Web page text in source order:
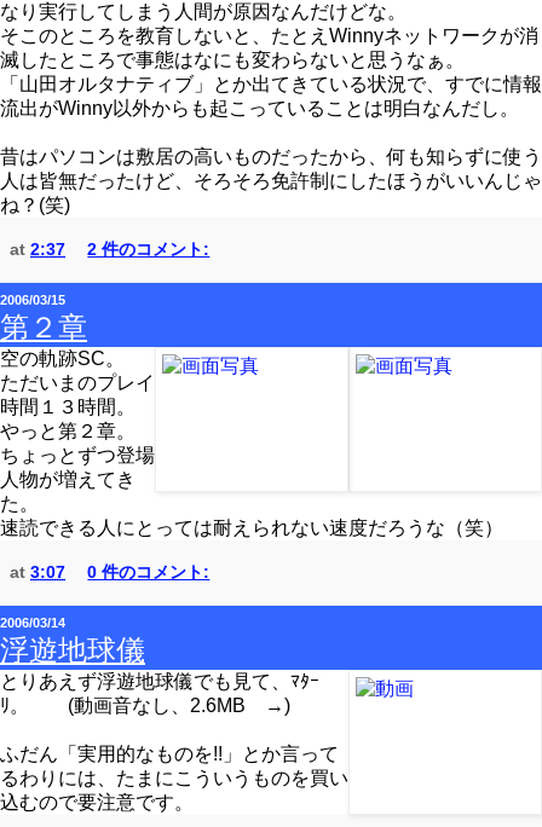
なり実行してしまう人間が原因なんだけどな。
そこのところを教育しないと、たとえWinnyネットワークが消
滅したところで事態はなにも変わらないと思うなぁ。
「山田オルタナティブ」とか出てきている状況で、すでに情報
流出がWinny以外からも起こっていることは明白なんだし。
昔はパソコンは敷居の高いものだったから、何も知らずに使う
人は皆無だったけど、そろそろ免許制にしたほうがいいんじゃ
ね？(笑)
at 2:37 2 件のコメント:
2006/03/15
第２章
空の軌跡SC。
ただいまのプレイ
時間１３時間。
やっと第２章。
ちょっとずつ登場
人物が増えてき
た。
速読できる人にとっては耐えられない速度だろうな（笑）
at 3:07 0 件のコメント:
2006/03/14
浮遊地球儀
とりあえず浮遊地球儀でも見て、ﾏﾀｰ
ﾘ。 (動画音なし、2.6MB →)
ふだん「実用的なものを!!」とか言って
るわりには、たまにこういうものを買い
込むので要注意です。